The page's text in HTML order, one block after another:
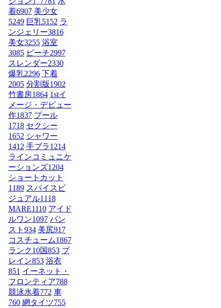
着6907 美少女
5249 巨乳5152 ラ
ンジェリー3816
美女3255 浴室
3085 ビーチ2997
スレンダー2330
爆乳2296 下着
2005 分割版1902
竹書房1864 1stイ
メージ・デビュー
作1837 プール
1718 セクシー
1652 シャワー
1412 手ブラ1214
ラインコミュニケ
ーションズ1204
ショートカット
1189 スパイスビ
ジュアル1118
MARE1110 アイド
ルワン1097 パン
スト 934 美尻917
コスチューム1867
ランク10国853 ブ
レイン853 浴衣
851 イーネット・
フロンティア788
競泳水着772 車
760 網タイツ755